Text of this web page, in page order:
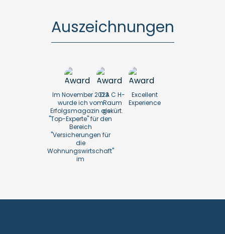
Auszeichnungen
Im November 2023
wurde ich vom
Erfolgsmagazin als
"Top-Experte" für den
Bereich
"Versicherungen für
die
Wohnungswirtschaft"
im
D A C H-
Raum
gekürt.
Excellent
Experience